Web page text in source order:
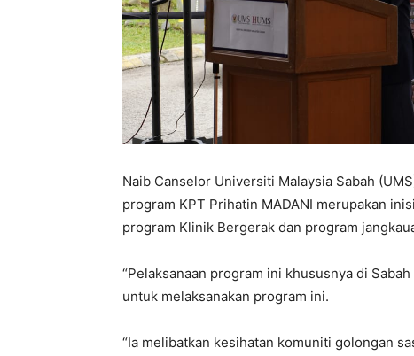
Naib Canselor Universiti Malaysia Sabah
program KPT Prihatin MADANI merupakan
program Klinik Bergerak dan program
“Pelaksanaan program ini khususnya di
untuk melaksanakan program ini.
“Ia melibatkan kesihatan komuniti golongan